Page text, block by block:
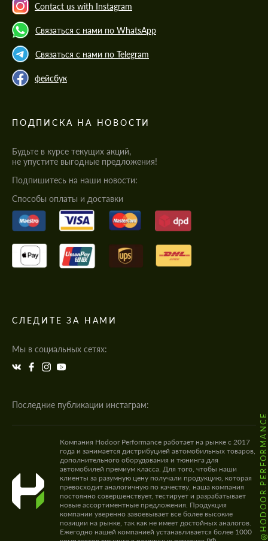
Contact us with Instagram
Связаться с нами по WhatsApp
Связаться с нами по Telegram
фейсбук
ПОДПИСКА НА НОВОСТИ
Будьте в курсе текущих акций,
не упустите выгодные предложения!
Подпишитесь на наши новости:
Cпособы оплаты и доставки
СЛЕДИТЕ ЗА НАМИ
Мы в социальных сетях:
Последние публикации инстаграм:
@HODOOR.PERFORMANCE
Компания Hodoor Performance работает на рынке с 2017
года и занимается дистрибуцией автомобильных товаров,
дополнительного оборудования и тюнинга для
автомобилей премиум класса. Для того, чтобы наши
клиенты за разумную цену получали продукцию, которая
превосходит аналогичную по качеству, наша компания
постоянно совершенствует, тестирует и разрабатывает
новые ассортиментные предложения. Продукция
компании уверенно завоевывает все более высокие
позиции на рынке, так как не имеет достойных аналогов.
Ежегодно нашей компанией устанавливается более 1000